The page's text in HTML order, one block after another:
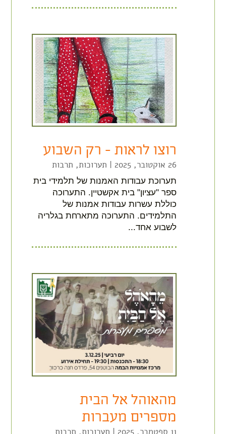
רוצו לראות – רק השבוע
26 אוקטובר, 2025 | תערוכות, תרבות
תערוכת עבודות האמנות של תלמידי בית
ספר "עציון" בית אקשטיין. התערוכה
כוללת עשרות עבודות אמנות של
התלמידים. התערוכה מתארחת בגלריה
לשבוע אחד...
מהאוהל אל הבית
מספרים מעברות